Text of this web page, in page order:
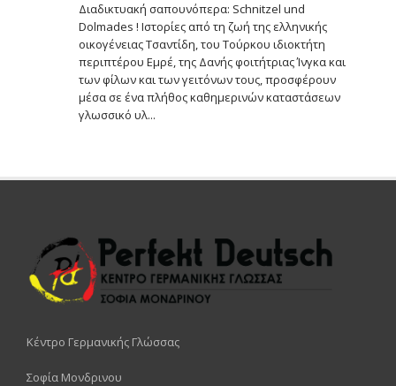
Διαδικτυακή σαπουνόπερα: Schnitzel und
Dolmades ! Ιστορίες από τη ζωή της ελληνικής
οικογένειας Τσαντίδη, του Τούρκου ιδιοκτήτη
περιπτέρου Εμρέ, της Δανής φοιτήτριας Ίνγκα και
των φίλων και των γειτόνων τους, προσφέρουν
μέσα σε ένα πλήθος καθημερινών καταστάσεων
γλωσσικό υλ...
Κέντρο Γερμανικής Γλώσσας
Σοφία Μονδρινου